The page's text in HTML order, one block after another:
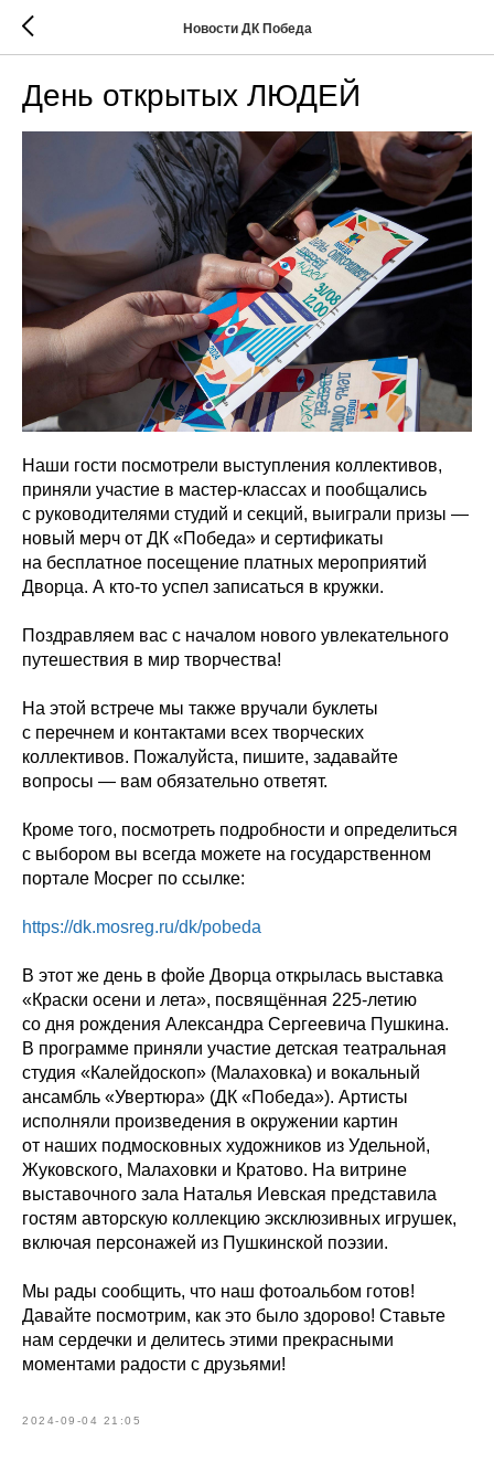
Новости ДК Победа
День открытых ЛЮДЕЙ
Наши гости посмотрели выступления коллективов,
приняли участие в мастер-классах и пообщались
с руководителями студий и секций, выиграли призы —
новый мерч от ДК «Победа» и сертификаты
на бесплатное посещение платных мероприятий
Дворца. А кто-то успел записаться в кружки.
Поздравляем вас с началом нового увлекательного
путешествия в мир творчества!
На этой встрече мы также вручали буклеты
с перечнем и контактами всех творческих
коллективов. Пожалуйста, пишите, задавайте
вопросы — вам обязательно ответят.
Кроме того, посмотреть подробности и определиться
с выбором вы всегда можете на государственном
портале Мосрег по ссылке:
https://dk.mosreg.ru/dk/pobeda
В этот же день в фойе Дворца открылась выставка
«Краски осени и лета», посвящённая 225-летию
со дня рождения Александра Сергеевича Пушкина.
В программе приняли участие детская театральная
студия «Калейдоскоп» (Малаховка) и вокальный
ансамбль «Увертюра» (ДК «Победа»). Артисты
исполняли произведения в окружении картин
от наших подмосковных художников из Удельной,
Жуковского, Малаховки и Кратово. На витрине
выставочного зала Наталья Иевская представила
гостям авторскую коллекцию эксклюзивных игрушек,
включая персонажей из Пушкинской поэзии.
Мы рады сообщить, что наш фотоальбом готов!
Давайте посмотрим, как это было здорово! Ставьте
нам сердечки и делитесь этими прекрасными
моментами радости с друзьями!
2024-09-04 21:05